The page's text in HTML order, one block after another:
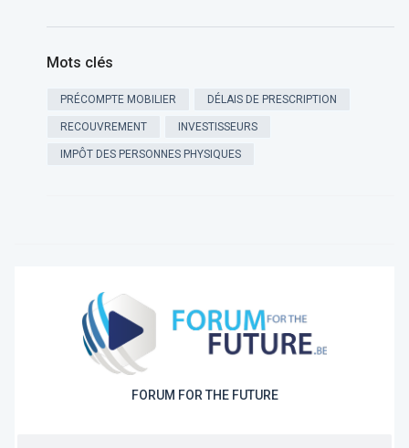
Mots clés
PRÉCOMPTE MOBILIER DÉLAIS DE PRESCRIPTION
RECOUVREMENT INVESTISSEURS
IMPÔT DES PERSONNES PHYSIQUES
FORUM FOR THE FUTURE